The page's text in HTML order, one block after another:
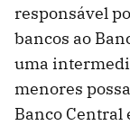
responsável
bancos ao
uma
menores
Banco Central